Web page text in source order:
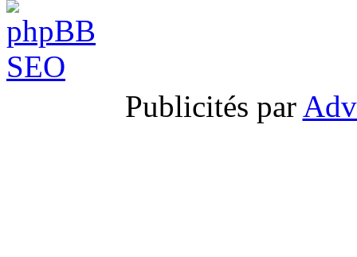
Publicités par